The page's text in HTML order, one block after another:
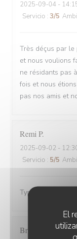
El
2025-09-04 -
Servicio : 3/5
Très déçus par
et nous voulions
ne résidants pas
fois et nous
pas nos amis et
Remi P
2025-09-02 -
Servicio : 5/5
Typique
Brigitte